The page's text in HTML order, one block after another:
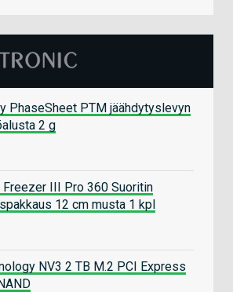
PhaseSheet PTM jäähdytyslevyn
2 g
Freezer III Pro 360 Suoritin
12 cm musta 1 kpl
NV3 2 TB M.2 PCI Express